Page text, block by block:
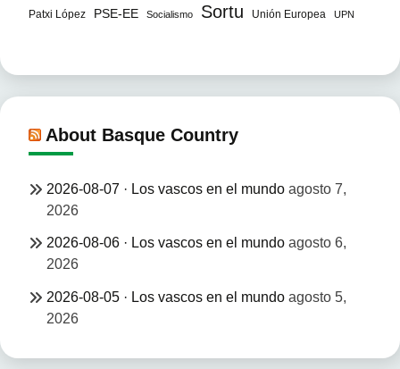
Patxi López PSE-EE Socialismo Sortu Unión Europea UPN
About Basque Country
2026-08-07 · Los vascos en el mundo agosto 7,
2026
2026-08-06 · Los vascos en el mundo agosto 6,
2026
2026-08-05 · Los vascos en el mundo agosto 5,
2026